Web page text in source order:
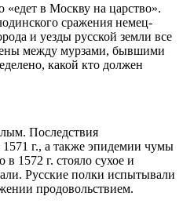
«едет в Москву на царство».
сражения немец-
и уезды русской земли все
между мурзами, бывшими
какой кто должен
Последствия
г., а также эпидемии чумы
1572 г. стояло сухое и
Русские полки испытывали
продовольствием.